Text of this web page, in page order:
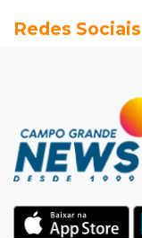
em acidente
Com modão
ganha novo
06:18121
bairro onde
Redes Sociais